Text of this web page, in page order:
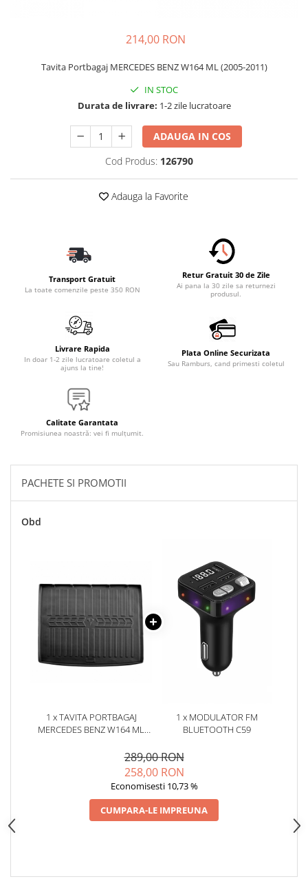
Inchidere Centralizata
Huse Scaune Auto
Tavite Portbagaj Dedicate
Covorase Auto/ Presuri Auto
Seturi Interior
Accesorii Siguranta Auto
Incarcatoare Auto
Accesorii pentru Roti si Anvelope
Organizatoare Auto
Iluminat Auto
Proiectoare
Becuri Auto
Piese Auto
Piese Caroserie
Amortizoare Capota
Accesorii Camioane
Lampi si Proiectoare Camion
Marcaje si Echipamente de
Siguranta
Accesorii Cabina Camion
Echipamente ADR si Utilitare
Uleiuri si Lichide Auto
Aditivi DPF, Sistem Racire si
Servodirectie
214,00 RON
Tavita Portbagaj MERCEDES BENZ W164 ML (2005-2011)
IN STOC
Durata de livrare: 1-2 zile lucratoare
ADAUGA IN COS
Cod Produs: 126790
Adauga la Favorite
Transport Gratuit
La toate comenzile peste 350 RON
Retur Gratuit 30 de Zile
Ai pana la 30 zile sa returnezi
produsul.
Livrare Rapida
In doar 1-2 zile lucratoare coletul a
ajuns la tine!
Plata Online Securizata
Sau Ramburs, cand primesti coletul
Calitate Garantata
Promisiunea noastră: vei fi mulțumit.
PACHETE SI PROMOTII
Obd
1 x TAVITA PORTBAGAJ
MERCEDES BENZ W164 ML
1 x MODULATOR FM
BLUETOOTH C59
289,00 RON
258,00 RON
Economisesti 10,73 %
CUMPARA-LE IMPREUNA